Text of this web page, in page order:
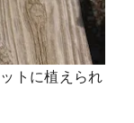
トに植えられ